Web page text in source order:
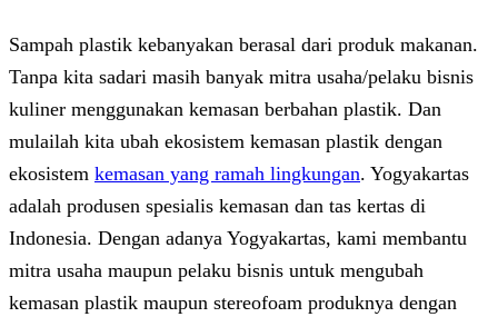
Sampah plastik kebanyakan berasal dari produk makanan.
Tanpa kita sadari masih banyak mitra usaha/pelaku bisnis
kuliner menggunakan kemasan berbahan plastik. Dan
mulailah kita ubah ekosistem kemasan plastik dengan
ekosistem kemasan yang ramah lingkungan. Yogyakartas
adalah produsen spesialis kemasan dan tas kertas di
Indonesia. Dengan adanya Yogyakartas, kami membantu
mitra usaha maupun pelaku bisnis untuk mengubah
kemasan plastik maupun stereofoam produknya dengan